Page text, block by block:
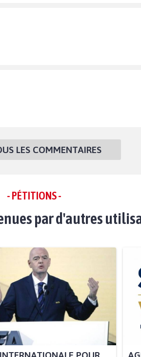
LES COMMENTAIRES
- PÉTITIONS -
par d'autres